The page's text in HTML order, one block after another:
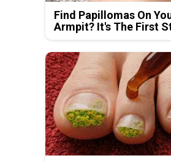
Find Papillomas On
Armpit? It's The First